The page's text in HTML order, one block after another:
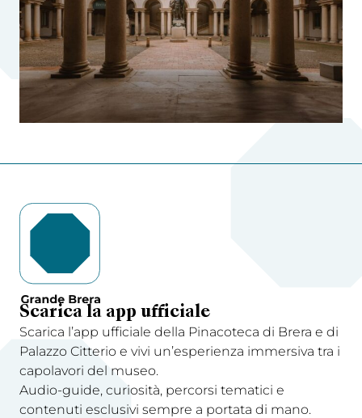
Scarica la app ufficiale
Scarica l’app ufficiale della Pinacoteca di Brera e di
Palazzo Citterio e vivi un’esperienza immersiva tra i
capolavori del museo.
Audio-guide, curiosità, percorsi tematici e
contenuti esclusivi sempre a portata di mano.